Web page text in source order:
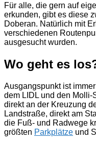
Für alle, die gern auf
erkunden, gibt es diese
Doberan. Natürlich mit
verschiedenen
ausgesucht wurden.
Wo geht es
Ausgangspunkt ist
dem LIDL und den Molli-
direkt an der Kreuzung
Landstraße, direkt am
die Fuß- und Radwege
größten Parkplätze und